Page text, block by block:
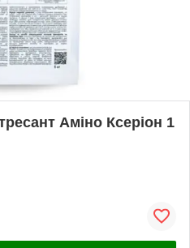
Аміно Ксеріон 1